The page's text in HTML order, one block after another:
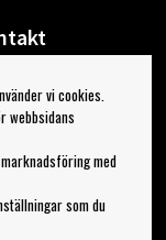
ut
vi cookies.
webbsidans
med
som du